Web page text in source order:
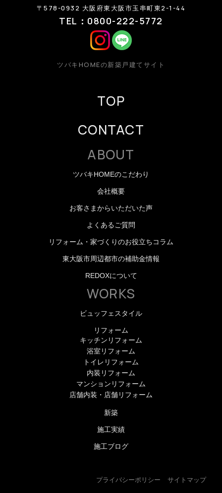
〒578-0932 大阪府東大阪市玉串町東2-1-44
TEL：0800-222-5772
ツバキHOMEの新築戸建てサイト
TOP
CONTACT
ABOUT
ツバキHOMEのこだわり
会社概要
お客さまからいただいた声
よくあるご質問
リフォーム・家づくりのお役立ちコラム
東大阪市周辺都市の補助金情報
REDOXについて
WORKS
ビュッフェスタイル
リフォーム
キッチンリフォーム
浴室リフォーム
トイレリフォーム
内装リフォーム
マンションリフォーム
店舗内装・店舗リフォーム
新築
施工実績
施工ブログ
プライバシーポリシー サイトマップ